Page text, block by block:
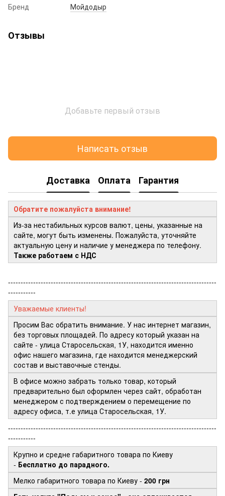
Бренд Мойдодыр
Отзывы
Добавьте первый отзыв
Написать отзыв
Доставка Оплата Гарантия
Обратите пожалуйста внимание!
Из-за нестабильных курсов валют, цены, указанные на
сайте, могут быть изменены. Пожалуйста, уточняйте
актуальную цену и наличие у менеджера по телефону.
Также работаем с НДС
-----------------------------------------------------------------------------------
-----------
Уважаемые клиенты!
Просим Вас обратить внимание. У нас интернет магазин,
без торговых площадей. По адресу который указан на
сайте - улица Старосельская, 1У, находится именно
офис нашего магазина, где находится менеджерский
состав и выставочные стенды.
В офисе можно забрать только товар, который
предварительно был оформлен через сайт, обработан
менеджером с подтверждением о перемещение по
адресу офиса, т.е улица Старосельская, 1У.
-----------------------------------------------------------------------------------
-----------
Крупно и средне габаритного товара по Киеву
- Бесплатно до парадного.
Мелко габаритного товара по Киеву - 200 грн